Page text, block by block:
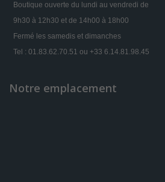
Boutique ouverte du lundi au vendredi de
9h30 à 12h30 et de 14h00 à 18h00
Fermé les samedis et dimanches
Tel : 01.83.62.70.51 ou +33 6.14.81.98.45
Notre emplacement